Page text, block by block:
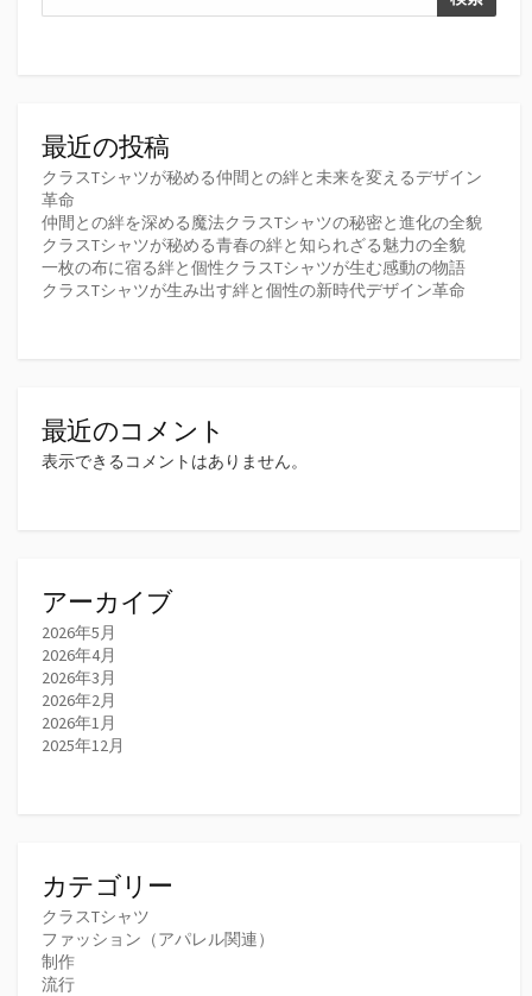
最近の投稿
クラスTシャツが秘める仲間との絆と未来を変えるデザイン
革命
仲間との絆を深める魔法クラスTシャツの秘密と進化の全貌
クラスTシャツが秘める青春の絆と知られざる魅力の全貌
一枚の布に宿る絆と個性クラスTシャツが生む感動の物語
クラスTシャツが生み出す絆と個性の新時代デザイン革命
最近のコメント
表示できるコメントはありません。
アーカイブ
2026年5月
2026年4月
2026年3月
2026年2月
2026年1月
2025年12月
カテゴリー
クラスTシャツ
ファッション（アパレル関連）
制作
流行